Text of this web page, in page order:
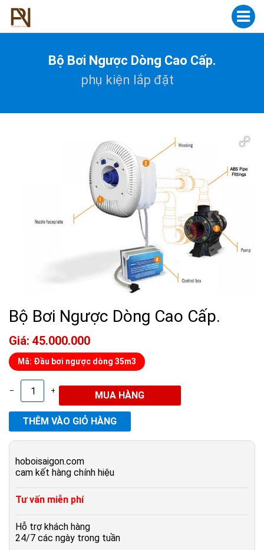
Bộ Bơi Ngược Dòng Cao Cấp.
phụ kiện lắp đặt
Bộ Bơi Ngược Dòng Cao Cấp.
Giá: 45.000.000
Mã: Đầu bơi ngược dòng 35m3
– +
hoboisaigon.com
cam kết hàng chính hiệu
Tư vấn miễn phí
Hỗ trợ khách hàng
24/7 các ngày trong tuần